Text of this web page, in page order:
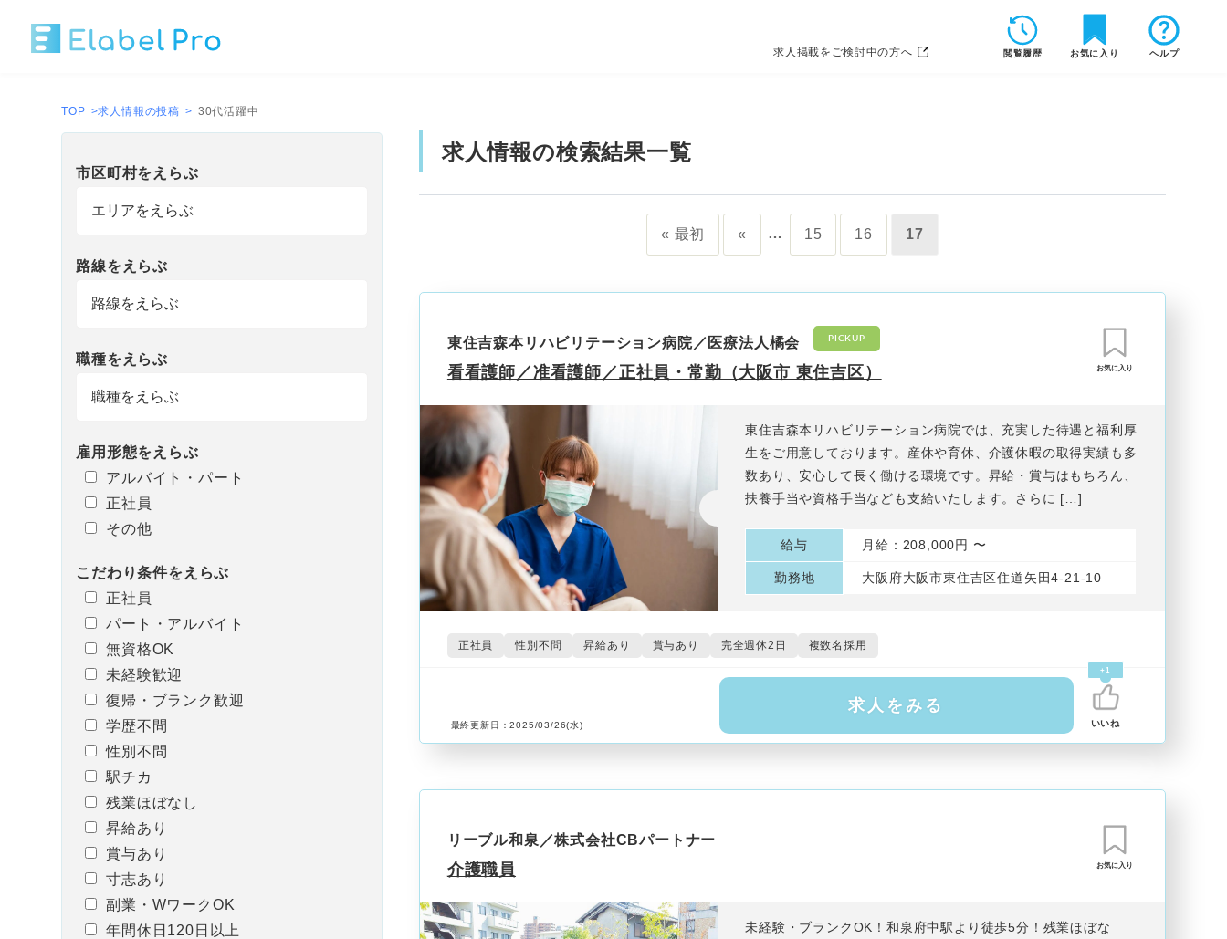
求人掲載をご検討中の方へ 閲覧履歴 お気に入り ヘルプ
TOP >求人情報の投稿 > 30代活躍中
求人情報の検索結果一覧
« 最初 « … 15 16 17
東住吉森本リハビリテーション病院／医療法人橘会 PICKUP
看看護師／准看護師／正社員・常勤（大阪市 東住吉区） お気に入り
正社員 性別不問 昇給あり 賞与あり 完全週休2日 複数名採用
東住吉森本リハビリテーション病院では、充実した待遇と福利厚
生をご用意しております。産休や育休、介護休暇の取得実績も多
数あり、安心して長く働ける環境です。昇給・賞与はもちろん、
扶養手当や資格手当なども支給いたします。さらに […]
給与 月給：208,000円 〜
勤務地 大阪府大阪市東住吉区住道矢田4-21-10
最終更新日：2025/03/26(水)
求人をみる
+1
いいね
リーブル和泉／株式会社CBパートナー
介護職員 お気に入り
未経験・ブランクOK！和泉府中駅より徒歩5分！残業ほぼな
市区町村を えらぶ
路線を えらぶ
職種を えらぶ
雇用形態を えらぶ
アルバイト・パート
正社員
その他
こだわり条件を えらぶ
正社員
パート・アルバイト
無資格OK
未経験歓迎
復帰・ブランク歓迎
学歴不問
性別不問
駅チカ
残業ほぼなし
昇給あり
賞与あり
寸志あり
副業・WワークOK
年間休日120日以上